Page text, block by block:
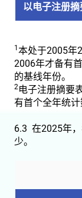
以电子注册
1 本处于2005年
2006年才备有
的基线年份。
2电子注册摘要
有首个全年统计
6.3 在2025年
少。